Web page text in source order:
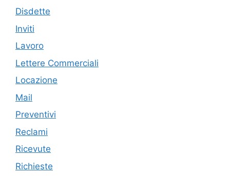
Disdette
Inviti
Lavoro
Lettere Commerciali
Locazione
Mail
Preventivi
Reclami
Ricevute
Richieste